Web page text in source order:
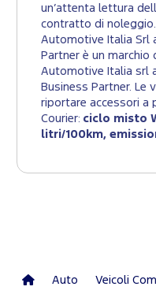
un’attenta lettura
contratto di
Automotive Italia Srl
Partner è un marchio
Automotive Italia srl
Business Partner.
riportare accessori a
Courier: ciclo misto
litri/100km,
Auto Veicoli